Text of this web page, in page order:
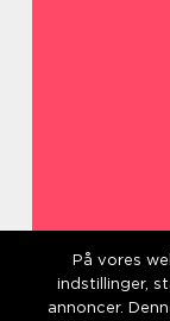
På vores
indstillinger,
annoncer.